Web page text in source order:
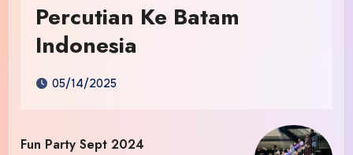
Percutian Ke Batam
Indonesia
05/14/2025
Fun Party Sept 2024